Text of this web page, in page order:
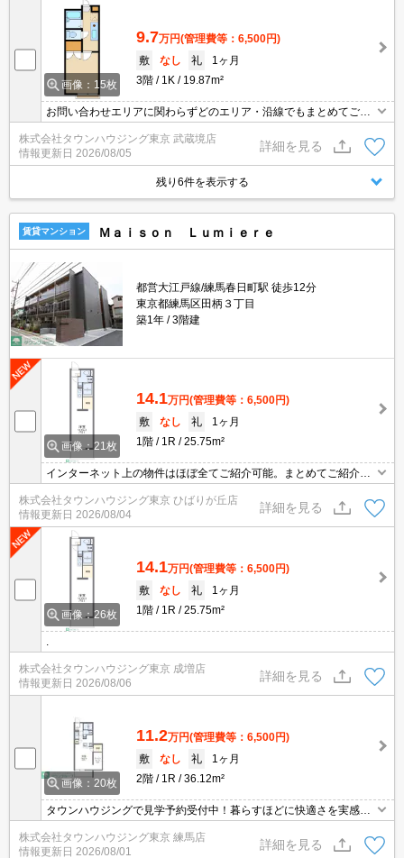
画像：15枚
9.7万円(管理費等：6,500円)
敷
なし 礼
1ヶ月
3階
1K 19.87m²
お問い合わせエリアに関わらずどのエリア・沿線でもまとめてご紹
介可能です！！迷われている場合はますご相談くださいませ。
株式会社タウンハウジング東京 武蔵境店
情報更新日 2026/08/05
詳細を見る
残り6件を表示する
賃貸マンション Ｍａｉｓｏｎ Ｌｕｍｉｅｒｅ
都営大江戸線/練馬春日町駅 徒歩12分
東京都練馬区田柄３丁目
築1年
3階建
画像：21枚
14.1万円(管理費等：6,500円)
敷
なし 礼
1ヶ月
1階
1R 25.75m²
インターネット上の物件はほぼ全てご紹介可能。まとめてご紹介致
します。お気軽にお問合せください。お部屋探しは情報量地域ナン
バー1のタウンハウジングまで。
株式会社タウンハウジング東京 ひばりが丘店
情報更新日 2026/08/04
詳細を見る
画像：26枚
14.1万円(管理費等：6,500円)
敷
なし 礼
1ヶ月
1階
1R 25.75m²
株式会社タウンハウジング東京 成増店
情報更新日 2026/08/06
詳細を見る
画像：20枚
11.2万円(管理費等：6,500円)
敷
なし 礼
1ヶ月
2階
1R 36.12m²
タウンハウジングで見学予約受付中！暮らすほどに快適さを実感で
きる設備仕様！駅前商業施設の多さ！日常の買い物に便利！
株式会社タウンハウジング東京 練馬店
情報更新日 2026/08/01
詳細を見る